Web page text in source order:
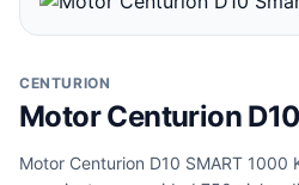
CENTURION
Motor Centurion
Motor Centurion D10 SMART